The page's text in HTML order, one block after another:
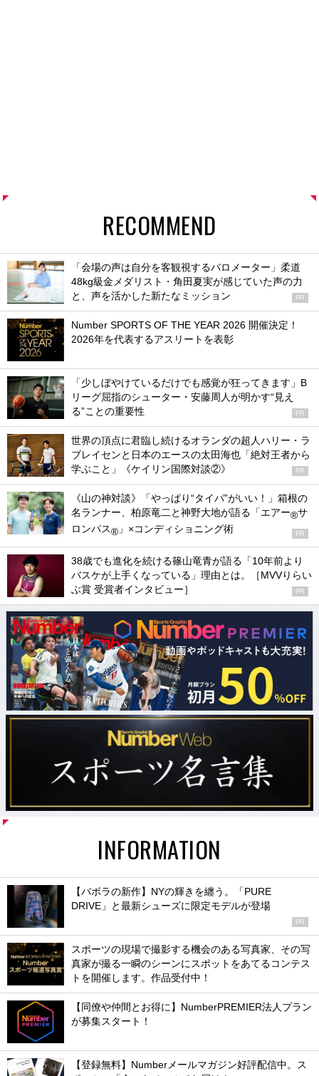
RECOMMEND
「会場の声は自分を客観視するバロメーター」柔道
48kg級金メダリスト・角田夏実が感じていた声の力
と、声を活かした新たなミッション
PR
Number SPORTS OF THE YEAR 2026 開催決定！
2026年を代表するアスリートを表彰
「少しぼやけているだけでも感覚が狂ってきます」B
リーグ屈指のシューター・安藤周人が明かす“見え
る”ことの重要性
PR
世界の頂点に君臨し続けるオランダの超人ハリー・ラ
ブレイセンと日本のエースの太田海也「絶対王者から
学ぶこと」《ケイリン国際対談②》
PR
《山の神対談》「やっぱり“タイパ”がいい！」箱根の
名ランナー、柏原竜二と神野大地が語る「エアー®サ
ロンパス® 」×コンディショニング術 PR
38歳でも進化を続ける篠山竜青が語る「10年前より
バスケが上手くなっている」理由とは。［MVVりらい
ぶ賞 受賞者インタビュー］
PR
INFORMATION
【バボラの新作】NYの輝きを纏う。「PURE
DRIVE」と最新シューズに限定モデルが登場
PR
スポーツの現場で撮影する機会のある写真家、その写
真家が撮る一瞬のシーンにスポットをあてるコンテス
トを開催します。作品受付中！
【同僚や仲間とお得に】NumberPREMIER法人プラン
が募集スタート！
【登録無料】Numberメールマガジン好評配信中。ス